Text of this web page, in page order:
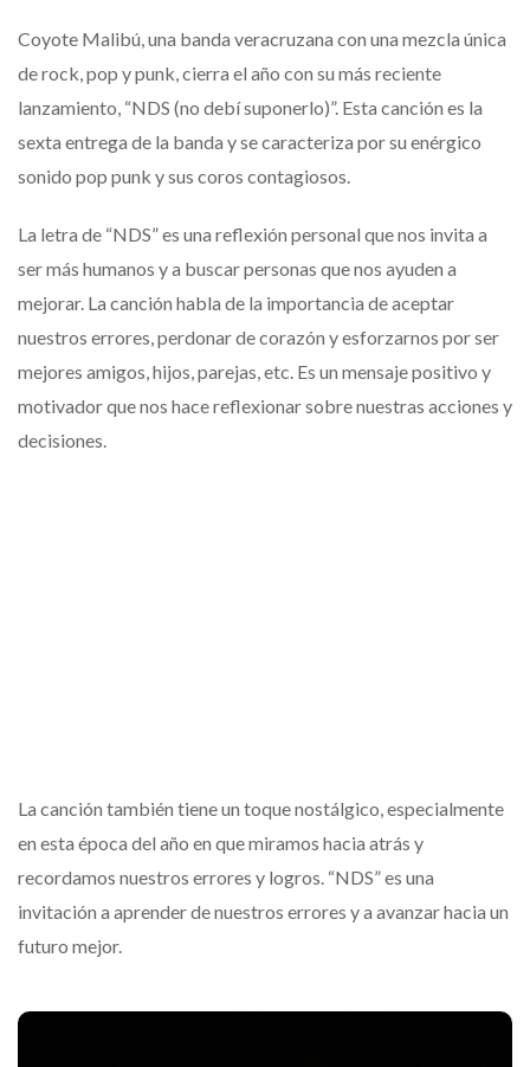
Coyote Malibú, una banda veracruzana con una mezcla única
de rock, pop y punk, cierra el año con su más reciente
lanzamiento, “NDS (no debí suponerlo)”. Esta canción es la
sexta entrega de la banda y se caracteriza por su enérgico
sonido pop punk y sus coros contagiosos.
La letra de “NDS” es una reflexión personal que nos invita a
ser más humanos y a buscar personas que nos ayuden a
mejorar. La canción habla de la importancia de aceptar
nuestros errores, perdonar de corazón y esforzarnos por ser
mejores amigos, hijos, parejas, etc. Es un mensaje positivo y
motivador que nos hace reflexionar sobre nuestras acciones y
decisiones.
La canción también tiene un toque nostálgico, especialmente
en esta época del año en que miramos hacia atrás y
recordamos nuestros errores y logros. “NDS” es una
invitación a aprender de nuestros errores y a avanzar hacia un
futuro mejor.